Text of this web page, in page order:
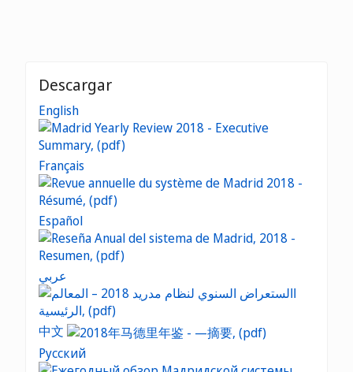
Descargar
English
Français
Español
عربي
中文
Русский